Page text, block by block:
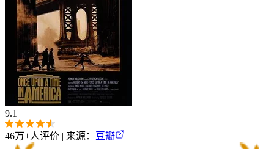
9.1
46万+人评价 | 来源： 豆瓣